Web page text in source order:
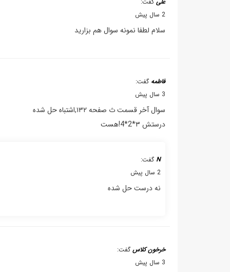
2 سال پیش
سلام لطفا نمونه سوال هم بزارید
فاطمه گفت:
3 سال پیش
سوال آخر قسمت ث صفحه ۱۳۲,اشتباه حل شده
درستش ۳*2*4!هست
N گفت:
2 سال پیش
نه درست حل شده
خرخون کلاس گفت:
3 سال پیش